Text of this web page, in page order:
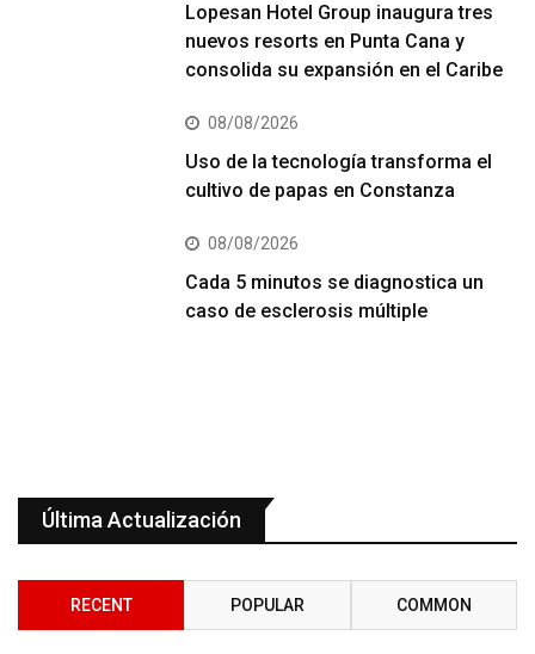
Lopesan Hotel Group inaugura tres
nuevos resorts en Punta Cana y
consolida su expansión en el Caribe
08/08/2026
Uso de la tecnología transforma el
cultivo de papas en Constanza
08/08/2026
Cada 5 minutos se diagnostica un
caso de esclerosis múltiple
Última Actualización
RECENT POPULAR COMMON